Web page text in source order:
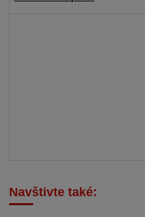
Navštivte také: